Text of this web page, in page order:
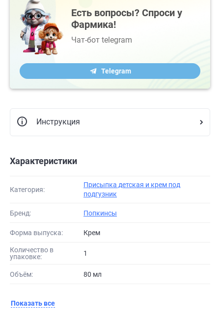
Есть вопросы? Спроси у
Фармика!
Чат-бот telegram
Telegram
Инструкция
Характеристики
Категория:
Присыпка детская и крем под
подгузник
Бренд: Попкинсы
Форма выпуска: Крем
Количество в
упаковке:
1
Объём: 80 мл
Показать все